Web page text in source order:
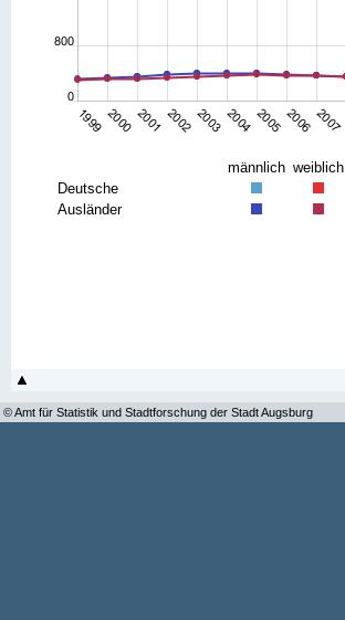
männlich weiblich
Deutsche
Ausländer
© Amt für Statistik und Stadtforschung der Stadt Augsburg